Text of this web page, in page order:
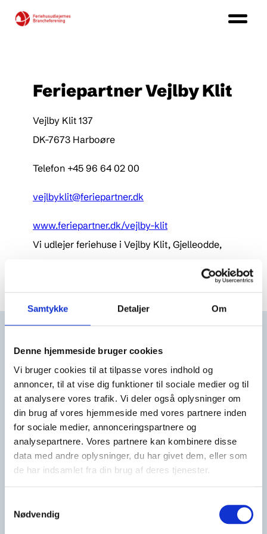
Samtykke Detaljer Om
Denne hjemmeside bruger cookies
Vi bruger cookies til at tilpasse vores indhold og
annoncer, til at vise dig funktioner til sociale medier og til
at analysere vores trafik. Vi deler også oplysninger om
din brug af vores hjemmeside med vores partnere inden
for sociale medier, annonceringspartnere og
analysepartnere. Vores partnere kan kombinere disse
data med andre oplysninger, du har givet dem, eller som
de har indsamlet fra din brug af deres tjenester.
Nødvendig
Feriepartner Vejlby Klit
Vejlby Klit 137
DK-7673 Harboøre
Telefon +45 96 64 02 00
vejlbyklit@feriepartner.dk
www.feriepartner.dk/vejlby-klit
Vi udlejer feriehuse i Vejlby Klit, Gjelleodde,
Feriehusudlejernes
Vandkunsten 3, 3.
DK-1467 København K
CVR-nr: 91877651
Hovednummer:+45 96 30 22 44
Mail:mail@feriehusudlejerne.dk
Mobil: +45 30 44 62 44